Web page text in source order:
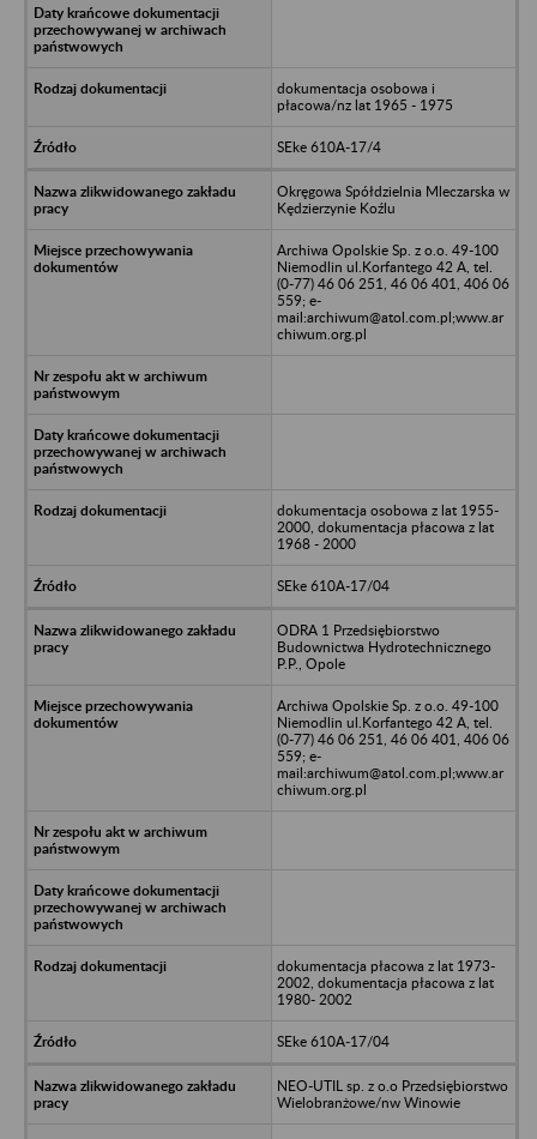
dokumentacja osobowa i
płacowa/nz lat 1965 - 1975
SEke 610A-17/4
Okręgowa Spółdzielnia Mleczarska w
Kędzierzynie Koźlu
Archiwa Opolskie Sp. z o.o. 49-100
Niemodlin ul.Korfantego 42 A, tel.
(0-77) 46 06 251, 46 06 401, 406 06
559; e-
mail:archiwum@atol.com.pl;www.ar
chiwum.org.pl
dokumentacja osobowa z lat 1955-
2000, dokumentacja płacowa z lat
1968 - 2000
SEke 610A-17/04
ODRA 1 Przedsiębiorstwo
Budownictwa Hydrotechnicznego
P.P., Opole
Archiwa Opolskie Sp. z o.o. 49-100
Niemodlin ul.Korfantego 42 A, tel.
(0-77) 46 06 251, 46 06 401, 406 06
559; e-
mail:archiwum@atol.com.pl;www.ar
chiwum.org.pl
dokumentacja płacowa z lat 1973-
2002, dokumentacja płacowa z lat
1980- 2002
SEke 610A-17/04
NEO-UTIL sp. z o.o Przedsiębiorstwo
Wielobranżowe/nw Winowie